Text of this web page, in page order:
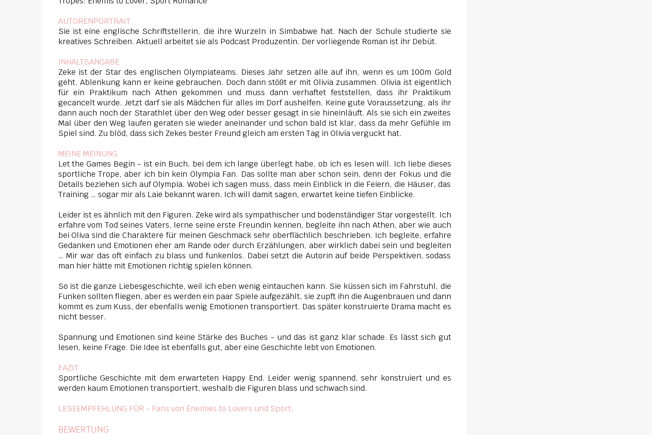
AUTORENPORTRAIT
Sie ist eine englische Schriftstellerin, die ihre Wurzeln in Simbabwe hat. Nach der Schule studierte sie
kreatives Schreiben. Aktuell arbeitet sie als Podcast Produzentin. Der vorliegende Roman ist ihr Debüt.
INHALTSANGABE
Zeke ist der Star des englischen Olympiateams. Dieses Jahr setzen alle auf ihn, wenn es um 100m Gold
geht. Ablenkung kann er keine gebrauchen. Doch dann stößt er mit Olivia zusammen. Olivia ist eigentlich
für ein Praktikum nach Athen gekommen und muss dann verhaftet feststellen, dass ihr Praktikum
gecancelt wurde. Jetzt darf sie als Mädchen für alles im Dorf aushelfen. Keine gute Voraussetzung, als ihr
dann auch noch der Starathlet über den Weg oder besser gesagt in sie hineinläuft. Als sie sich ein zweites
Mal über den Weg laufen geraten sie wieder aneinander und schon bald ist klar, dass da mehr Gefühle im
Spiel sind. Zu blöd, dass sich Zekes bester Freund gleich am ersten Tag in Olivia verguckt hat.
MEINE MEINUNG
Let the Games Begin - ist ein Buch, bei dem ich lange überlegt habe, ob ich es lesen will. Ich liebe dieses
sportliche Trope, aber ich bin kein Olympia Fan. Das sollte man aber schon sein, denn der Fokus und die
Details beziehen sich auf Olympia. Wobei ich sagen muss, dass mein Einblick in die Feiern, die Häuser, das
Training … sogar mir als Laie bekannt waren. Ich will damit sagen, erwartet keine tiefen Einblicke.
Leider ist es ähnlich mit den Figuren. Zeke wird als sympathischer und bodenständiger Star vorgestellt. Ich
erfahre vom Tod seines Vaters, lerne seine erste Freundin kennen, begleite ihn nach Athen, aber wie auch
bei Oliva sind die Charaktere für meinen Geschmack sehr oberflächlich beschrieben. Ich begleite, erfahre
Gedanken und Emotionen eher am Rande oder durch Erzählungen, aber wirklich dabei sein und begleiten
… Mir war das oft einfach zu blass und funkenlos. Dabei setzt die Autorin auf beide Perspektiven, sodass
man hier hätte mit Emotionen richtig spielen können.
So ist die ganze Liebesgeschichte, weil ich eben wenig eintauchen kann. Sie küssen sich im Fahrstuhl, die
Funken sollten fliegen, aber es werden ein paar Spiele aufgezählt, sie zupft ihn die Augenbrauen und dann
kommt es zum Kuss, der ebenfalls wenig Emotionen transportiert. Das später konstruierte Drama macht es
nicht besser.
Spannung und Emotionen sind keine Stärke des Buches - und das ist ganz klar schade. Es lässt sich gut
lesen, keine Frage. Die Idee ist ebenfalls gut, aber eine Geschichte lebt von Emotionen.
FAZIT
Sportliche Geschichte mit dem erwarteten Happy End. Leider wenig spannend, sehr konstruiert und es
werden kaum Emotionen transportiert, weshalb die Figuren blass und schwach sind.
LESEEMPFEHLUNG FÜR - Fans von Enemies to Lovers und Sport.
BEWERTUNG